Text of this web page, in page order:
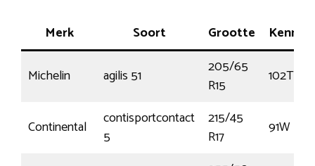
Merk Soort Grootte
Michelin agilis 51
205/65
R15
102T
Continental
contisportcontact
5
215/45
R17
91W